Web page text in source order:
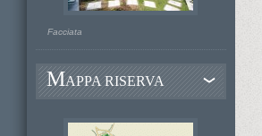
Facciata
MAPPA RISERVA